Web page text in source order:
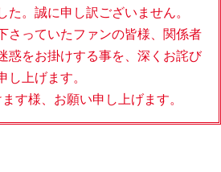
た。誠に申し訳ございません。
さっていたファンの皆様、関係者
惑をお掛けする事を、深くお詫び
し上げます。
す様、お願い申し上げます。